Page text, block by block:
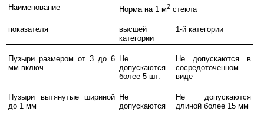
Наименование Норма на 1 м2 стекла
показателя
высшей
категории
1-й категории
Пузыри размером от 3 до 6
мм включ.
Не
допускаются
более 5 шт.
Не допускаются в
сосредоточенном
виде
Пузыри вытянутые шириной
до 1 мм
Не
допускаются
Не допускаются
длиной более 15 мм